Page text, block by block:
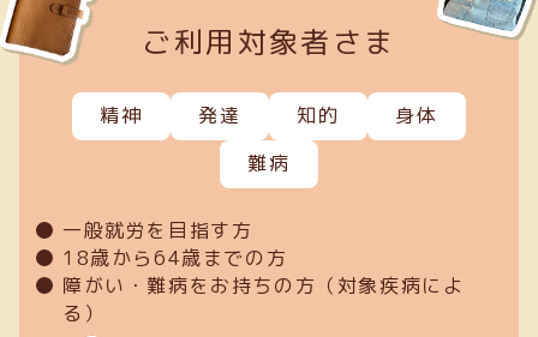
ご利用対象者さま
精神 発達 知的
身体
難病
一般就労を目指す方
18歳から64歳までの方
障がい・難病をお持ちの方（対象疾病によ
る）